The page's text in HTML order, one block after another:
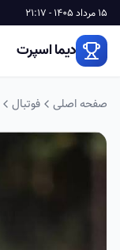
15 مرداد 1405 - 21:17
دیما اسپرت
صفحه اصلی فوتبال